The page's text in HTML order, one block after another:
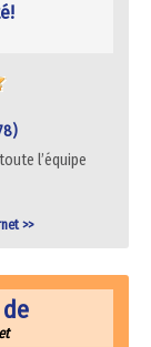
l’équipe
>>